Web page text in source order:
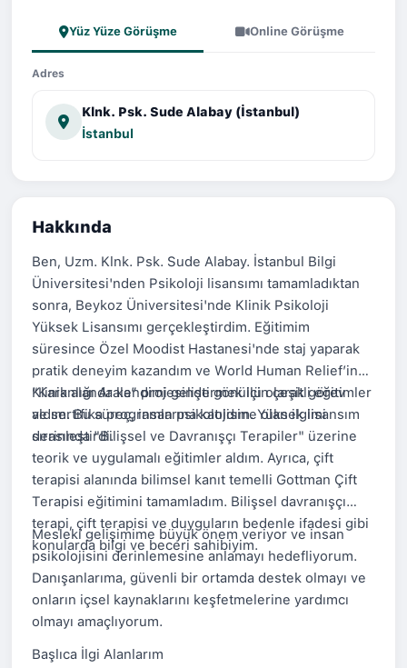
Yüz Yüze Görüşme Online Görüşme
Adres
Klnk. Psk. Sude Alabay (İstanbul)
İstanbul
Hakkında
Ben, Uzm. Klnk. Psk. Sude Alabay. İstanbul Bilgi
Üniversitesi'nden Psikoloji lisansımı tamamladıktan
sonra, Beykoz Üniversitesi'nde Klinik Psikoloji
Yüksek Lisansımı gerçekleştirdim. Eğitimim
süresince Özel Moodist Hastanesi'nde staj yaparak
pratik deneyim kazandım ve World Human Relief’in
“Karanlığı Arala” projesinde gönüllü olarak görev
aldım. Bu süreç, insan psikolojisine olan ilgimi
derinleştirdi.
Klinik alanda kendimi geliştirmek için çeşitli eğitimler
ve sertifika programlarına katıldım. Yüksek lisansım
sırasında "Bilişsel ve Davranışçı Terapiler" üzerine
teorik ve uygulamalı eğitimler aldım. Ayrıca, çift
terapisi alanında bilimsel kanıt temelli Gottman Çift
Terapisi eğitimini tamamladım. Bilişsel davranışçı
terapi, çift terapisi ve duyguların bedenle ifadesi gibi
konularda bilgi ve beceri sahibiyim.
Mesleki gelişimime büyük önem veriyor ve insan
psikolojisini derinlemesine anlamayı hedefliyorum.
Danışanlarıma, güvenli bir ortamda destek olmayı ve
onların içsel kaynaklarını keşfetmelerine yardımcı
olmayı amaçlıyorum.
Başlıca İlgi Alanlarım